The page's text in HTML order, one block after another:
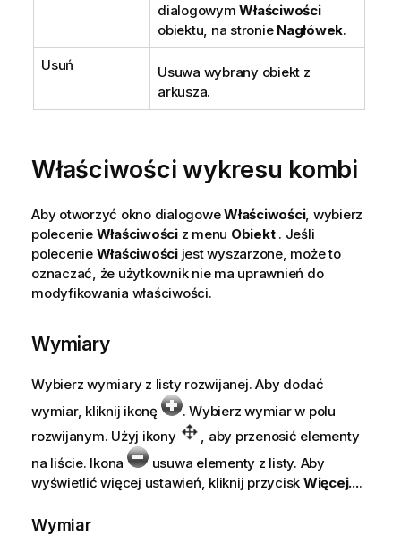
dialogowymWłaściwości
obiektu, na stronie Nagłówek.
Usuń
Usuwa wybrany obiekt z
arkusza.
Właściwości wykresu kombi
Aby otworzyć okno dialogoweWłaściwości, wybierz
polecenie Właściwościz menu Obiekt. Jeśli
polecenie Właściwościjest wyszarzone, może to
oznaczać, że użytkownik nie ma uprawnień do
modyfikowania właściwości.
Wymiary
Wybierz wymiary z listy rozwijanej. Aby dodać
wymiar, kliknij ikonę
. Wybierz wymiar w polu
rozwijanym. Użyj ikony
, aby przenosić elementy
na liście. Ikona
usuwa elementy z listy. Aby
wyświetlić więcej ustawień, kliknij przycisk Więcej....
Wymiar